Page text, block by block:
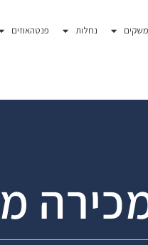
משקים נחלות פנטהאוזים